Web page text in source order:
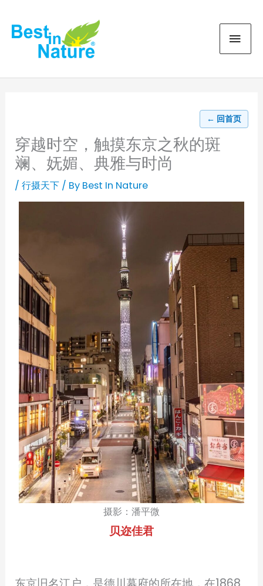
content
← 回首页
穿越时空，触摸东京之秋的斑
斓、妩媚、典雅与时尚
/行摄天下 / By Best In Nature
摄影：潘平微
贝迩佳君